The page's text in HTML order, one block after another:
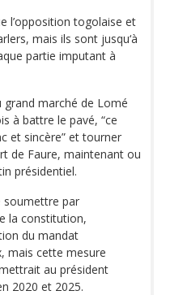
l’opposition togolaise et
mais ils sont jusqu‘à
partie imputant à
grand marché de Lomé
à battre le pavé, “ce
et sincère” et tourner
de Faure, maintenant ou
présidentiel.
soumettre par
la constitution,
du mandat
mais cette mesure
au président
2020 et 2025.